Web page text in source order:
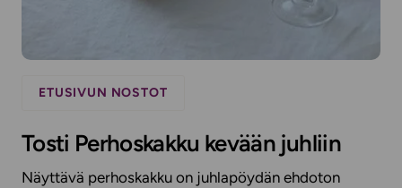
ETUSIVUN NOSTOT
Tosti Perhoskakku kevään juhliin
Näyttävä perhoskakku on juhlapöydän ehdoton